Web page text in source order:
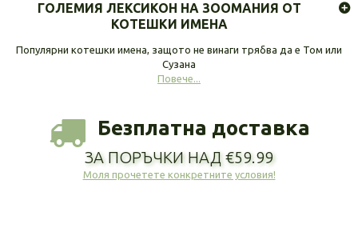
ГОЛЕМИЯ ЛЕКСИКОН НА ЗООМАНИЯ ОТ
КОТЕШКИ ИМЕНА
Популярни котешки имена, защото не винаги трябва да е Том или
Сузана
Повече...
Безплатна доставка
ЗА ПОРЪЧКИ НАД €59.99
Моля прочетете конкретните условия!